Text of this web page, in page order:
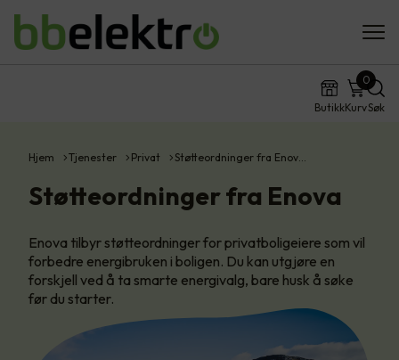
ButikkKurv
0
Søk
Hjem Tjenester Privat Støtteordninger fra Enov…
Støtteordninger fra Enova
Enova tilbyr støtteordninger for privatboligeiere som vil
forbedre energibruken i boligen. Du kan utgjøre en
forskjell ved å ta smarte energivalg, bare husk å søke
før du starter.